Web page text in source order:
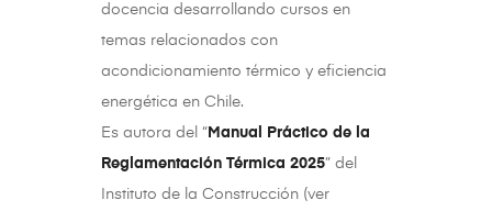
docencia desarrollando cursos en
temas relacionados con
acondicionamiento térmico y eficiencia
energética en Chile.
Es autora del “Manual Práctico de la
Reglamentación Térmica 2025” del
Instituto de la Construcción (ver